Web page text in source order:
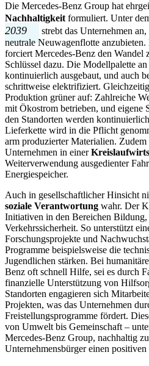
Die Mercedes-Benz Group hat
Nachhaltigkeitformuliert. Unter
2039
strebt das Unternehmen
neutrale Neuwagenflotte
forciert Mercedes-Benz den Wandel
Schlüssel dazu. Die Modellpalette
kontinuierlich ausgebaut, und auch
schrittweise elektrifiziert.
Produktion grüner auf: Zahlreiche
mit Ökostrom betrieben, und eigene
den Standorten werden
Lieferkette wird in die Pflicht
arm produzierter Materialien. Zudem
Unternehmen in einer
Weiterverwendung ausgedienter
Energiespeicher.
Auch in gesellschaftlicher Hinsicht
soziale Verantwortung wahr. Der
Initiativen in den Bereichen Bildung,
Verkehrssicherheit. So unterstützt
Forschungsprojekte und
Programme beispielsweise die
Jugendlichen stärken. Bei
Benz oft schnell Hilfe, sei es durch
finanzielle Unterstützung von
Standorten engagieren sich
Projekten, was das Unternehmen
Freistellungsprogramme fördert.
von Umwelt bis Gemeinschaft –
Mercedes-Benz Group, nachhaltig
Unternehmensbürger einen